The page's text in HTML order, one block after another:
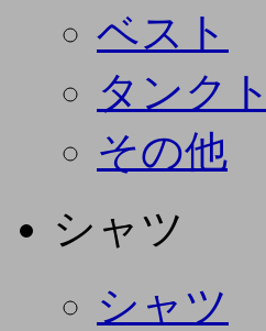
ベスト
タンク
その他
シャツ
シャツ